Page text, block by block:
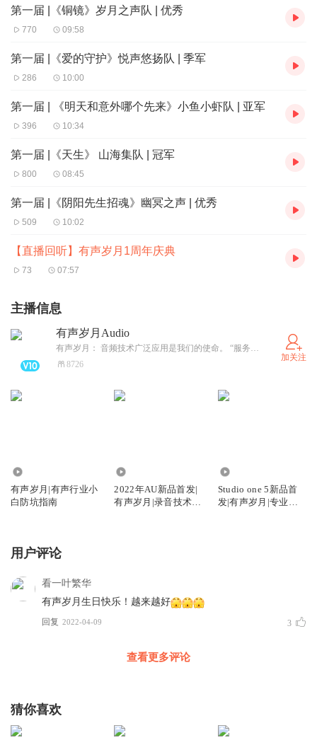
第一届 |《铜镜》岁月之声队 | 优秀
770 09:58
第一届 |《爱的守护》悦声悠扬队 | 季军
286 10:00
第一届 | 《明天和意外哪个先来》小鱼小虾队 | 亚军
396 10:34
第一届 |《天生》 山海集队 | 冠军
800 08:45
第一届 |《阴阳先生招魂》幽冥之声 | 优秀
509 10:02
【直播回听】有声岁月1周年庆典
73 07:57
主播信息
有声岁月Audio
有声岁月： 音频技术广泛应用是我们的使命。 “服务至上，技术创新”是我们的理念。 “价值传递，兴趣使然”是我们的追求。 2021年3月成立至今，已开设课程有《录音技术和后期基础》《音频后期指南》，现有团队成员30余名，优秀讲师和后期从业者20余人，直接培训有声从业者1200+人，间接服务超过1万+人。5月在喜马拉雅第一次直播公开有声作品赛，8月举办了“欢聚有声，相约岁月”大型后期和演播比赛活动，奖项总价值超过万元，参与关注人数数万人，激发了大量兴趣爱好者的学习热情.....
8726
加关注
有声岁月|有声行业小
白防坑指南
2022年AU新品首发|
有声岁月|录音技术及
Studio one 5新品首
发|有声岁月|专业后
用户评论
看一叶繁华
有声岁月生日快乐！越来越好
回复 2022-04-09 3
查看更多评论
猜你喜欢